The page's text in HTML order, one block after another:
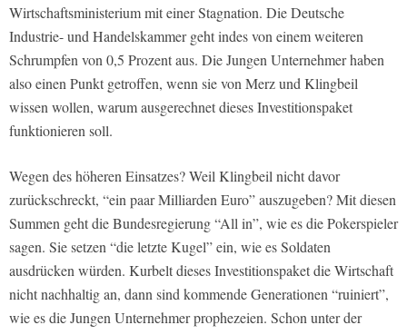
Wirtschaftsministerium mit einer Stagnation. Die Deutsche
Industrie- und Handelskammer geht indes von einem weiteren
Schrumpfen von 0,5 Prozent aus. Die Jungen Unternehmer haben
also einen Punkt getroffen, wenn sie von Merz und Klingbeil
wissen wollen, warum ausgerechnet dieses Investitionspaket
funktionieren soll.
Wegen des höheren Einsatzes? Weil Klingbeil nicht davor
zurückschreckt, “ein paar Milliarden Euro” auszugeben? Mit diesen
Summen geht die Bundesregierung “All in”, wie es die Pokerspieler
sagen. Sie setzen “die letzte Kugel” ein, wie es Soldaten
ausdrücken würden. Kurbelt dieses Investitionspaket die Wirtschaft
nicht nachhaltig an, dann sind kommende Generationen “ruiniert”,
wie es die Jungen Unternehmer prophezeien. Schon unter der